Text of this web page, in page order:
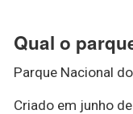
Qual o
Parque Nacional
Criado em junho